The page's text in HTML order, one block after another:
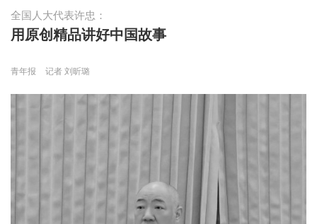
全国人大代表许忠：
用原创精品讲好中国故事
青年报 记者 刘昕璐